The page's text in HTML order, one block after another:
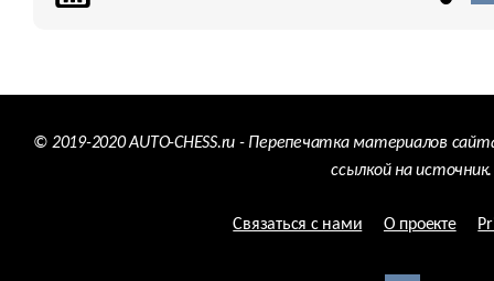
© 2019-2020 AUTO-CHESS.ru - Перепечатка материалов
ссылкой на источник.
Связаться с нами О проекте